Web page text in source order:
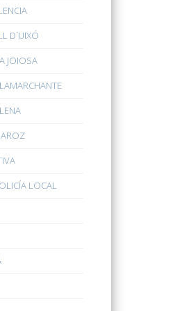
D´UIXÓ
JOIOSA
LOCAL